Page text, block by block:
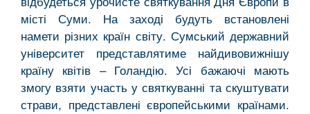
місті Суми. На заході будуть встановлені
намети різних країн світу. Сумський державний
університет представлятиме найдивовижнішу
країну квітів – Голандію. Усі бажаючі мають
змогу взяти участь у святкуванні та скуштувати
страви, представлені європейськими країнами.